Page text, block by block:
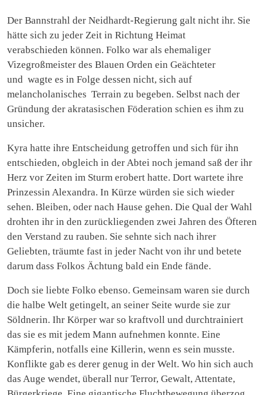
Der Bannstrahl der Neidhardt-Regierung galt nicht ihr. Sie
hätte sich zu jeder Zeit in Richtung Heimat
verabschieden können. Folko war als ehemaliger
Vizegroßmeister des Blauen Orden ein Geächteter
und wagte es in Folge dessen nicht, sich auf
melancholanisches Terrain zu begeben. Selbst nach der
Gründung der akratasischen Föderation schien es ihm zu
unsicher.
Kyra hatte ihre Entscheidung getroffen und sich für ihn
entschieden, obgleich in der Abtei noch jemand saß der ihr
Herz vor Zeiten im Sturm erobert hatte. Dort wartete ihre
Prinzessin Alexandra. In Kürze würden sie sich wieder
sehen. Bleiben, oder nach Hause gehen. Die Qual der Wahl
drohten ihr in den zurückliegenden zwei Jahren des Öfteren
den Verstand zu rauben. Sie sehnte sich nach ihrer
Geliebten, träumte fast in jeder Nacht von ihr und betete
darum dass Folkos Ächtung bald ein Ende fände.
Doch sie liebte Folko ebenso. Gemeinsam waren sie durch
die halbe Welt getingelt, an seiner Seite wurde sie zur
Söldnerin. Ihr Körper war so kraftvoll und durchtrainiert
das sie es mit jedem Mann aufnehmen konnte. Eine
Kämpferin, notfalls eine Killerin, wenn es sein musste.
Konflikte gab es derer genug in der Welt. Wo hin sich auch
das Auge wendet, überall nur Terror, Gewalt, Attentate,